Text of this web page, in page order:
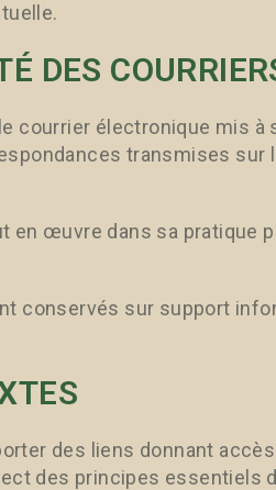
DES
courrier électronique mis
transmises sur
en œuvre dans sa pratique
conservés sur support
des liens donnant
des principes essentiels